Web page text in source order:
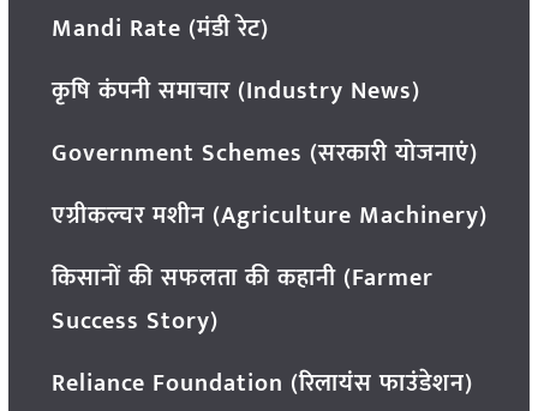
Mandi Rate (मंडी रेट)
कृषि कंपनी समाचार (Industry News)
Government Schemes (सरकारी योजनाएं)
एग्रीकल्चर मशीन (Agriculture Machinery)
किसानों की सफलता की कहानी (Farmer
Success Story)
Reliance Foundation (रिलायंस फाउंडेशन)